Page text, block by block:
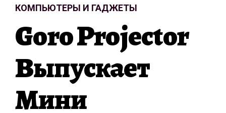
КОМПЬЮТЕРЫ И ГАДЖЕТЫ
Goro Projector
Выпускает
Мини